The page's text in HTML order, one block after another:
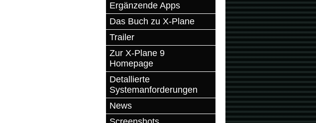
Ergänzende Apps
Das Buch zu X-Plane
Trailer
Zur X-Plane 9
Homepage
Detallierte
Systemanforderungen
News